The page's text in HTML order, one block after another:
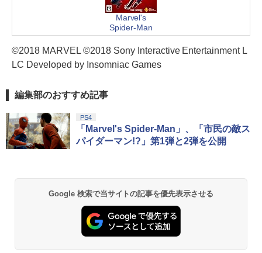
Marvel's
Spider-Man
©2018 MARVEL ©2018 Sony Interactive Entertainment L
LC Developed by Insomniac Games
編集部のおすすめ記事
PS4
「Marvel's Spider-Man」、「市民の敵ス
パイダーマン!?」第1弾と2弾を公開
Google 検索で当サイトの記事を優先表示させる